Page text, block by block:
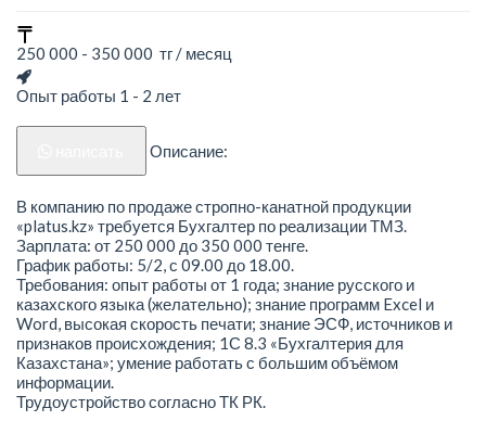
250 000 - 350 000 тг / месяц
Опыт работы 1 - 2 лет
Описание:
В компанию по продаже стропно-канатной продукции
«platus.kz» требуется Бухгалтер по реализации ТМЗ.
Зарплата: от 250 000 до 350 000 тенге.
График работы: 5/2, с 09.00 до 18.00.
Требования: опыт работы от 1 года; знание русского и
казахского языка (желательно); знание программ Excel и
Word, высокая скорость печати; знание ЭСФ, источников и
признаков происхождения; 1С 8.3 «Бухгалтерия для
Казахстана»; умение работать с большим объёмом
информации.
Трудоустройство согласно ТК РК.